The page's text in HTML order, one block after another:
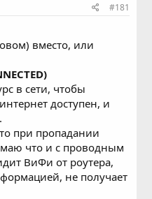
#181
вместо, или
в сети, чтобы
доступен, и
при пропадании
что и с проводным
ВиФи от роутера,
не получает